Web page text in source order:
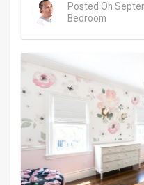
Posted On
Bedroom